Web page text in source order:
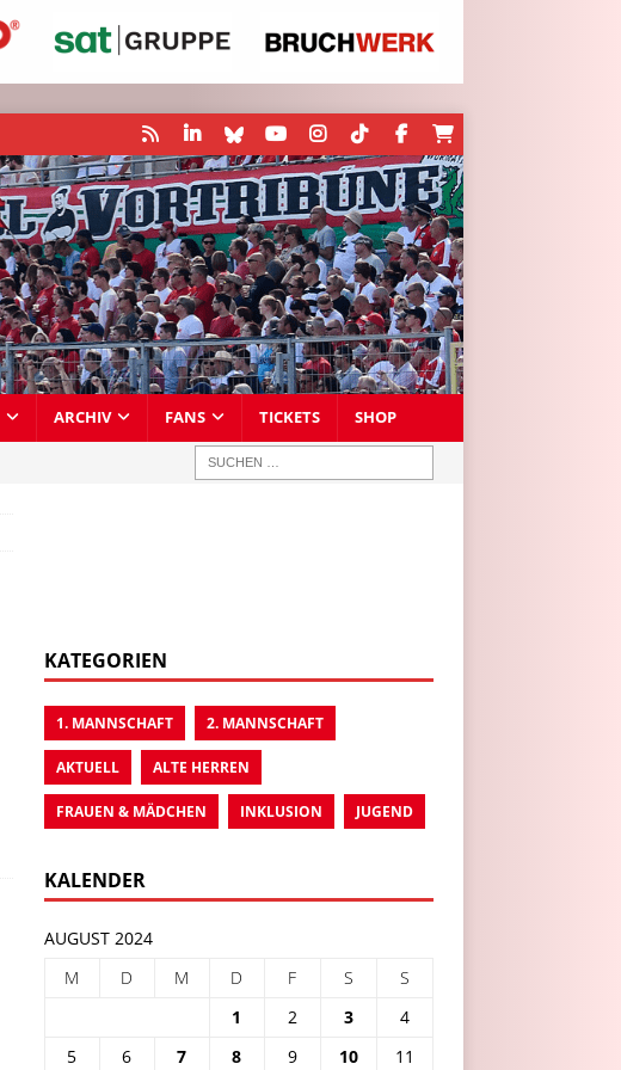
ARCHIV FANS TICKETS SHOP
KATEGORIEN
1. MANNSCHAFT 2. MANNSCHAFT
AKTUELL ALTE HERREN
FRAUEN & MÄDCHEN INKLUSION JUGEND
KALENDER
AUGUST 2024
M
D M D F S
S
1
2 3
4
5
6 7 8 9 10 11